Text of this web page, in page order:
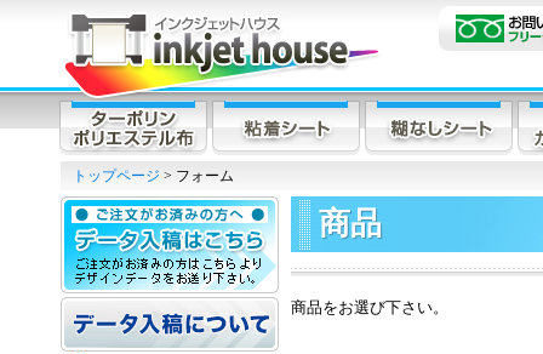
トップページ > フォーム
商品
商品をお選び下さい。